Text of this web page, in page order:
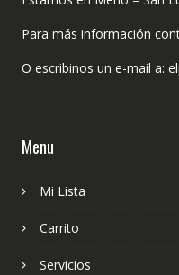
Para más información
O escribinos un e-mail a:
Menu
Mi Lista
Carrito
Servicios